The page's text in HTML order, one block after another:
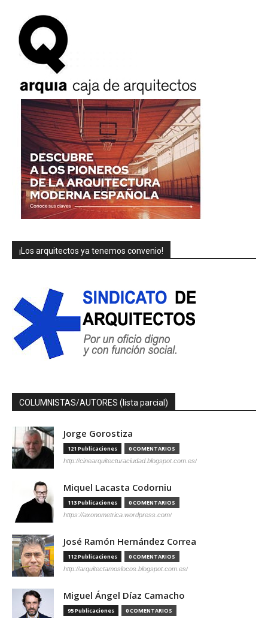
¡Los arquitectos ya tenemos convenio!
COLUMNISTAS/AUTORES (lista parcial)
Jorge Gorostiza
121 Publicaciones 0 COMENTARIOS
http://cinearquitecturaciudad.blogspot.com.es/
Miquel Lacasta Codorniu
113 Publicaciones 0 COMENTARIOS
https://axonometrica.wordpress.com/
José Ramón Hernández Correa
112 Publicaciones 0 COMENTARIOS
http://arquitectamoslocos.blogspot.com.es/
Miguel Ángel Díaz Camacho
95 Publicaciones 0 COMENTARIOS